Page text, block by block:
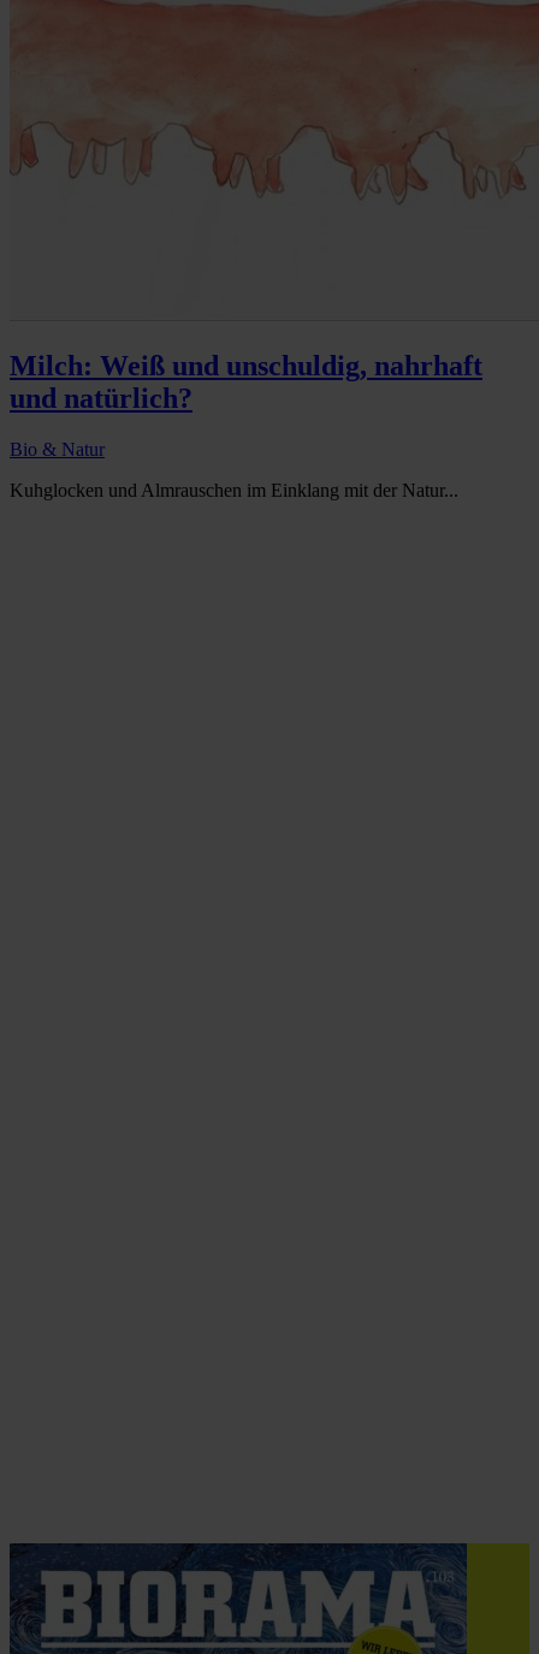
Milch: Weiß und unschuldig, nahrhaft
und natürlich?
Bio & Natur
Kuhglocken und Almrauschen im Einklang mit der Natur...